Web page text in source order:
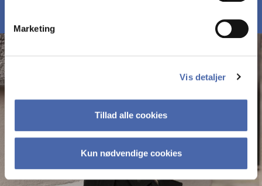
Marketing
Vis detaljer
Tillad alle cookies
Kun nødvendige cookies